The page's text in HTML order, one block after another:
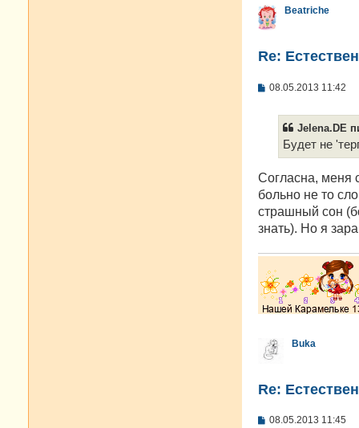
Beatriche
Re:
С
е
08.05.2013 11:42
Jelena.DE
Будет не
Согласна, меня
больно не то
страшный сон
знать). Но я
Buka
Re:
С
08.05.2013 11:45